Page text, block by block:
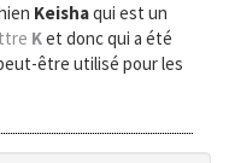
Keishaqui est un
Ket donc qui a été
être utilisé pour les